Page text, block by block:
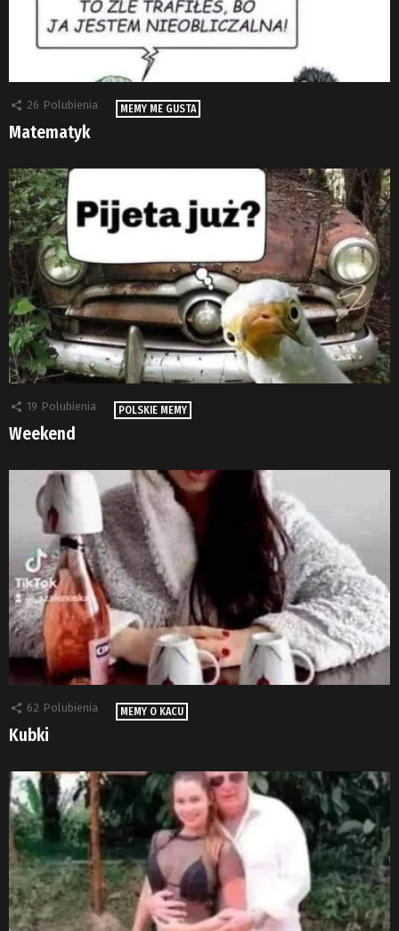
26 Polubienia MEMY ME GUSTA
Matematyk
19 Polubienia POLSKIE MEMY
Weekend
62 Polubienia MEMY O KACU
Kubki